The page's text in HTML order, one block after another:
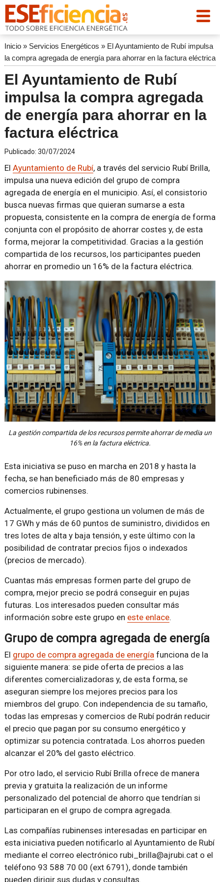
Inicio» Servicios Energéticos » El Ayuntamiento de Rubí impulsa
la compra agregada de energía para ahorrar en la factura eléctrica
El Ayuntamiento de Rubí
impulsa la compra agregada
de energía para ahorrar en la
factura eléctrica
Publicado: 30/07/2024
El Ayuntamiento de Rubí, a través del servicio Rubí Brilla,
impulsa una nueva edición del grupo de compra
agregada de energía en el municipio. Así, el consistorio
busca nuevas firmas que quieran sumarse a esta
propuesta, consistente en la compra de energía de forma
conjunta con el propósito de ahorrar costes y, de esta
forma, mejorar la competitividad. Gracias a la gestión
compartida de los recursos, los participantes pueden
ahorrar en promedio un 16% de la factura eléctrica.
La gestión compartida de los recursos permite ahorrar de media un
16% en la factura eléctrica.
Esta iniciativa se puso en marcha en 2018 y hasta la
fecha, se han beneficiado más de 80 empresas y
comercios rubinenses.
Actualmente, el grupo gestiona un volumen de más de
17 GWh y más de 60 puntos de suministro, divididos en
tres lotes de alta y baja tensión, y este último con la
posibilidad de contratar precios fijos o indexados
(precios de mercado).
Cuantas más empresas formen parte del grupo de
compra, mejor precio se podrá conseguir en pujas
futuras. Los interesados pueden consultar más
información sobre este grupo en este enlace.
Grupo de compra agregada de energía
El grupo de compra agregada de energía funciona de la
siguiente manera: se pide oferta de precios a las
diferentes comercializadoras y, de esta forma, se
aseguran siempre los mejores precios para los
miembros del grupo. Con independencia de su tamaño,
todas las empresas y comercios de Rubí podrán reducir
el precio que pagan por su consumo energético y
optimizar su potencia contratada. Los ahorros pueden
alcanzar el 20% del gasto eléctrico.
Por otro lado, el servicio Rubí Brilla ofrece de manera
previa y gratuita la realización de un informe
personalizado del potencial de ahorro que tendrían si
participaran en el grupo de compra agregada.
Las compañías rubinenses interesadas en participar en
esta iniciativa pueden notificarlo al Ayuntamiento de Rubí
mediante el correo electrónico rubi_brilla@ajrubi.cat o el
teléfono 93 588 70 00 (ext 6791), donde también
pueden dirigir sus dudas y consultas.